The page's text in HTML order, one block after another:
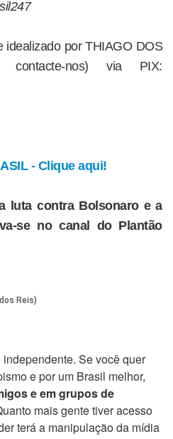
idealizado por THIAGO DOS
contacte-nos) via PIX:
- Clique aqui!
luta contra Bolsonaro e a
se no canal do Plantão
independente. Se você quer
e por um Brasil melhor,
e em grupos de
mais gente tiver acesso
terá a manipulação da mídia